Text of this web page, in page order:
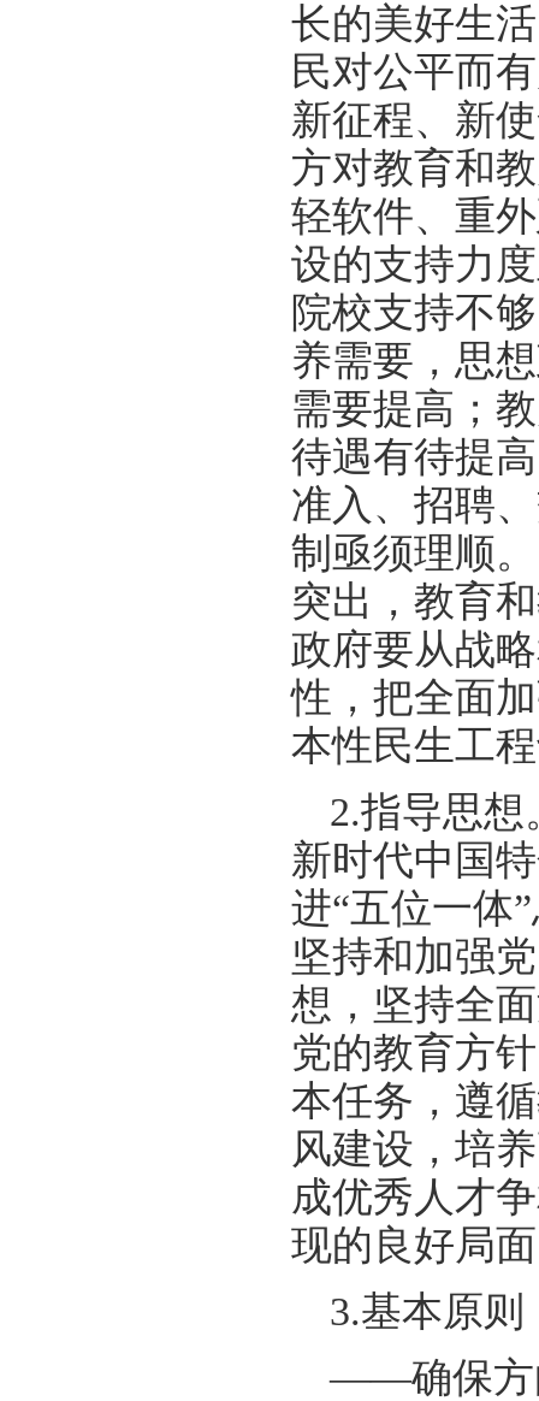
长的美好生
民对公平而
新征程、新
方对教育和
轻软件、重
设的支持力
院校支持不
养需要，思
需要提高；
待遇有待提
准入、招聘
制亟须理顺
突出，教育
政府要从战
性，把全面
本性民生工
2.指导思
新时代中国
进“五位一体
坚持和加强
想，坚持全
党的教育方
本任务，遵
风建设，培
成优秀人才
现的良好局
3.基本原则
——确保方